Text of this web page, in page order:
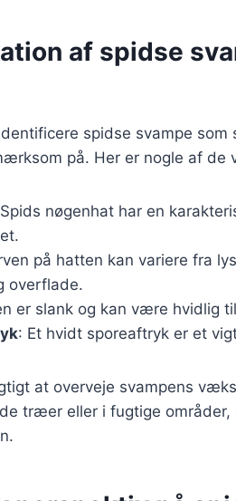
af spidse
spidse svampe
på. Her er nogle af de
nøgenhat har en
på hatten kan variere fra
overflade.
er slank og kan være hvidlig
: Et hvidt sporeaftryk er et
at overveje svampens
træer eller i fugtige